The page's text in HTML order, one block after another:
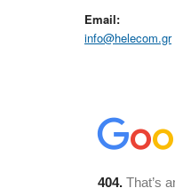
Email:
info@helecom.gr